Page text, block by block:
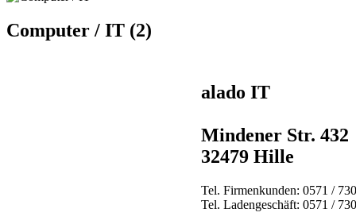
Computer / IT (2)
alado IT
Mindener Str. 432
32479 Hille
Tel. Firmenkunden: 0571 /
Tel. Ladengeschäft: 0571 /